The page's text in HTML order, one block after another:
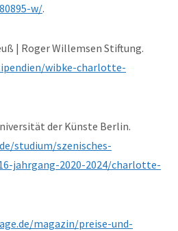
w/.
| Roger Willemsen Stiftung.
wibke-charlotte-
der Künste Berlin.
studium/szenisches-
jahrgang-2020-2024/charlotte-
magazin/preise-und-